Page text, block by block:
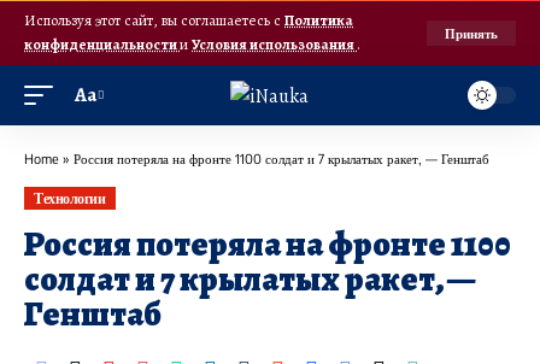
Используя этот сайт, вы соглашаетесь с Политика
конфиденциальностииУсловия использования.
Принять
Аа
Home » Россия потеряла на фронте 1100 солдат и 7 крылатых ракет, — Генштаб
Технологии
Россия потеряла на фронте 1100
солдат и 7 крылатых ракет, —
Генштаб